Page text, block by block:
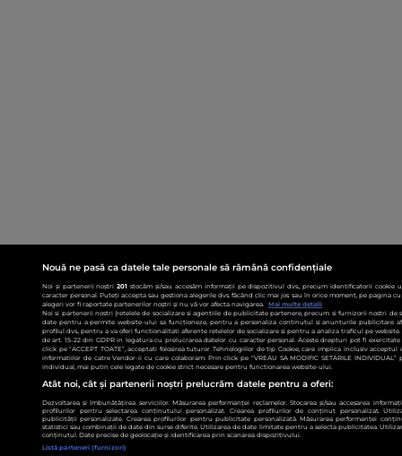
Nouă ne pasă ca datele tale personale să rămână confidențiale
Noi și partenerii noștri201 stocăm și/sau accesăm informații pe dispozitivul dvs., precum identificatorii
caracter personal. Puteți accepta sau gestiona alegerile dvs. făcând clic mai jos sau în orice moment, pe pagina
alegeri vor fi raportate partenerilor noștri și nu vă vor afecta navigarea.
Mai multe detalii
Noi si partenerii nostri (retelele de socializare si agentiile de publicitate partenere, precum si furnizorii nostri de
date pentru a permite website-ului sa functioneze, pentru a personaliza continutul si anunturile publicitare
profilul dvs., pentru a va oferi functionalitati aferente retelelor de socializare si pentru a analiza traficul pe
de art. 15-22 din GDPR in legatura cu prelucrarea datelor cu caracter personal. Aceste drepturi pot fi
click pe “ACCEPT TOATE”, acceptati folosirea tuturor Tehnologiilor de tip Cookie, care implica inclusiv acceptul
informatiilor de catre Vendor-ii cu care colaboram. Prin click pe “VREAU SA MODIFIC SETARILE
individual, mai putin cele legate de cookie strict necesare pentru functionarea website-ului.
Atât noi, cât și partenerii noștri prelucrăm datele pentru a oferi:
Dezvoltarea și îmbunătățirea serviciilor. Măsurarea performanței reclamelor. Stocarea și/sau accesarea
profilurilor pentru selectarea conținutului personalizat. Crearea profilurilor de conținut personalizat.
publicității personalizate. Crearea profilurilor pentru publicitate personalizată. Măsurarea performanței
statistici sau combinații de date din surse diferite. Utilizarea de date limitate pentru a selecta publicitatea.
conținutul. Date precise de geolocație și identificarea prin scanarea dispozitivului.
Listă parteneri (furnizori)